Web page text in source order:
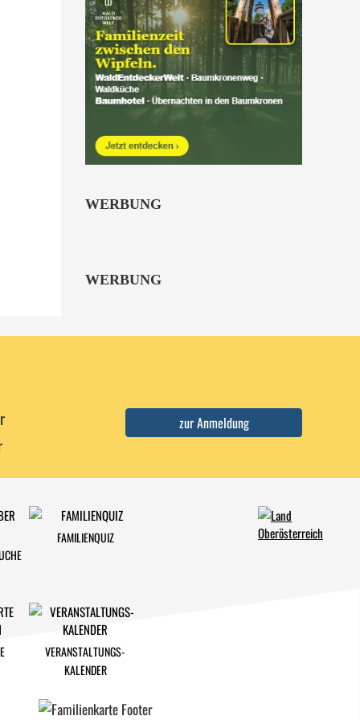
WERBUNG
WERBUNG
FAMILIENQUIZ
VERANSTALTUNGS-
KALENDER